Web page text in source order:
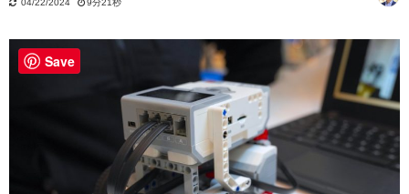
04/22/2024 9分21秒
Save